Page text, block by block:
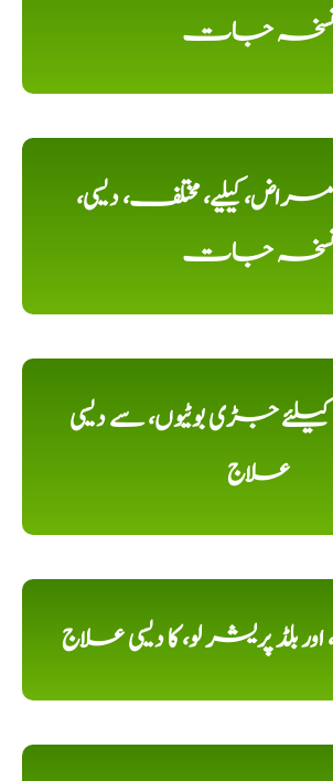
جات
کیلیے، مختلف، دیسی،
جات
کیلئے جڑی بوٹیوں، سے دیسی
علاج
اور بلڈ پریشر لو، کا دیسی علاج